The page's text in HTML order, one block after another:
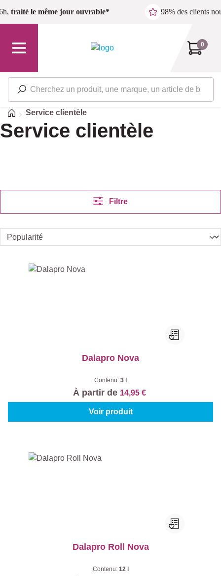
Passer au contenu principal
traité le même jour ouvrable* 98% des clients
0
Accueil
Service clientèle
Service clientèle
Filtre
Dalapro Nova
Contenu: 3 l
À partir de 14,95 €
Voir produit
Dalapro Roll Nova
Contenu: 12 l